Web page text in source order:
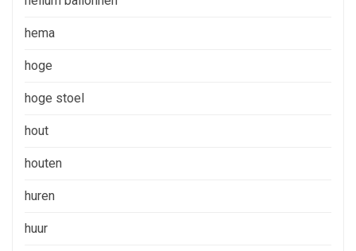
hema
hoge
hoge stoel
hout
houten
huren
huur